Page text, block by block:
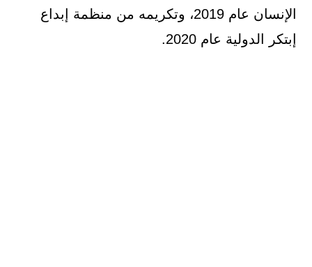
الإنسان عام 2019، وتكريمه من منظمة إبداع
إبتكر الدولية عام 2020.